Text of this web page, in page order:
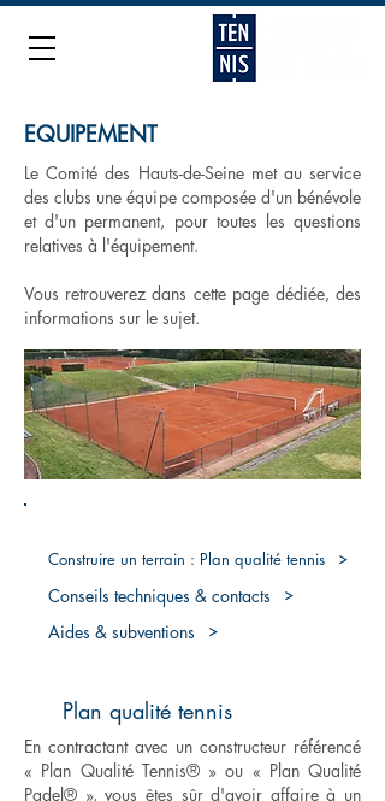
EQUIPEMENT
Le Comité des Hauts-de-Seine met au service
des clubs une équipe composée d'un bénévole
et d'un permanent, pour toutes les questions
relatives à l'équipement.
Vous retrouverez dans cette page dédiée, des
informations sur le sujet.
Construire un terrain : Plan qualité tennis
Conseils techniques & contacts
Aides & subventions
Plan qualité tennis
En contractant avec un constructeur référencé
« Plan Qualité Tennis® » ou « Plan Qualité
Padel® », vous êtes sûr d'avoir affaire à un